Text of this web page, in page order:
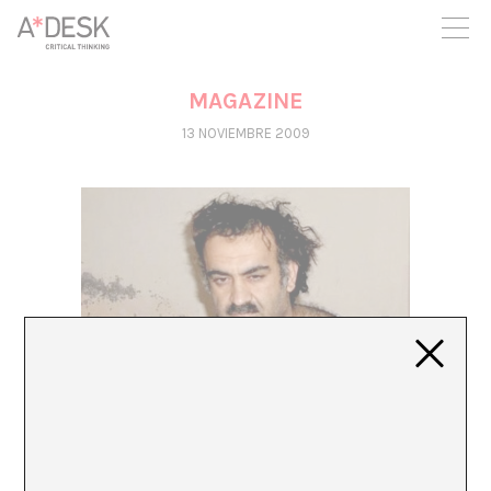
crees también en A*DESK seguimos necesitándote para poder
seguir adelante. Ahora puedes participar del proyecto y
apoyarlo.
MAGAZINE
13 NOVIEMBRE 2009